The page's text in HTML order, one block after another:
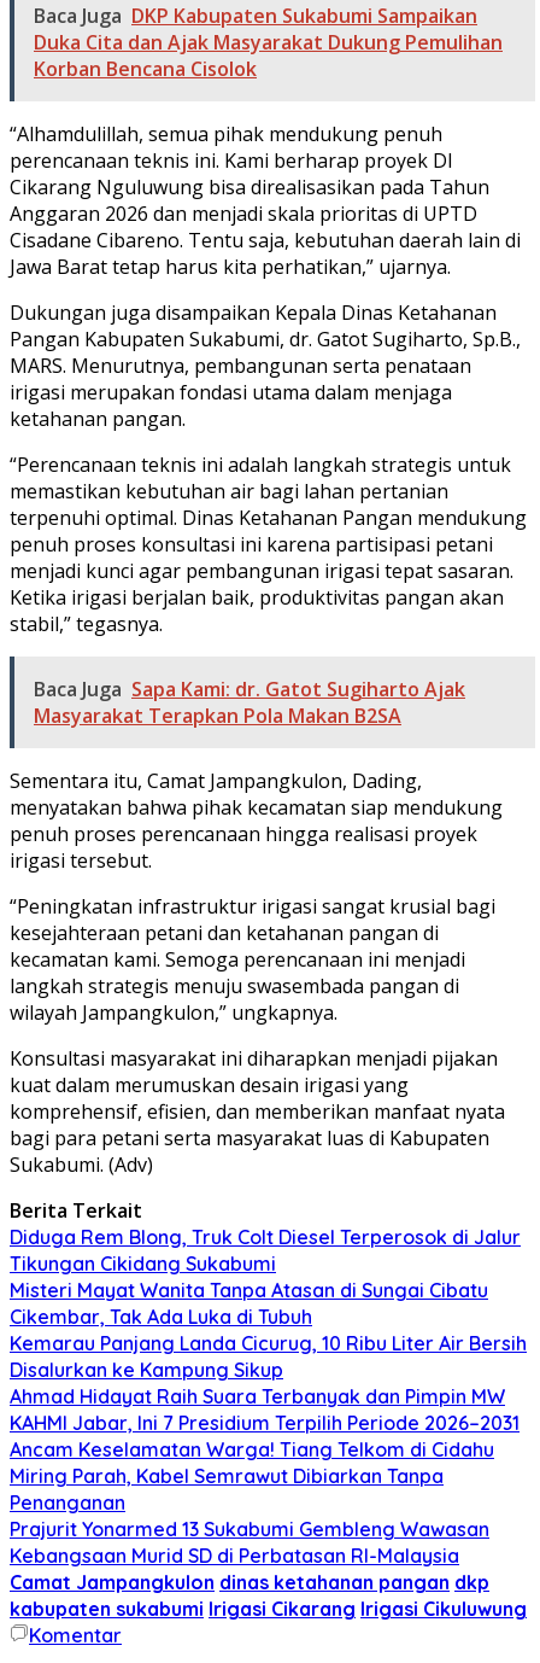
Baca Juga DKP Kabupaten Sukabumi Sampaikan
Duka Cita dan Ajak Masyarakat Dukung Pemulihan
Korban Bencana Cisolok
“Alhamdulillah, semua pihak mendukung penuh
perencanaan teknis ini. Kami berharap proyek DI
Cikarang Nguluwung bisa direalisasikan pada Tahun
Anggaran 2026 dan menjadi skala prioritas di UPTD
Cisadane Cibareno. Tentu saja, kebutuhan daerah lain di
Jawa Barat tetap harus kita perhatikan,” ujarnya.
Dukungan juga disampaikan Kepala Dinas Ketahanan
Pangan Kabupaten Sukabumi, dr. Gatot Sugiharto, Sp.B.,
MARS. Menurutnya, pembangunan serta penataan
irigasi merupakan fondasi utama dalam menjaga
ketahanan pangan.
“Perencanaan teknis ini adalah langkah strategis untuk
memastikan kebutuhan air bagi lahan pertanian
terpenuhi optimal. Dinas Ketahanan Pangan mendukung
penuh proses konsultasi ini karena partisipasi petani
menjadi kunci agar pembangunan irigasi tepat sasaran.
Ketika irigasi berjalan baik, produktivitas pangan akan
stabil,” tegasnya.
Baca Juga Sapa Kami: dr. Gatot Sugiharto Ajak
Masyarakat Terapkan Pola Makan B2SA
Sementara itu, Camat Jampangkulon, Dading,
menyatakan bahwa pihak kecamatan siap mendukung
penuh proses perencanaan hingga realisasi proyek
irigasi tersebut.
“Peningkatan infrastruktur irigasi sangat krusial bagi
kesejahteraan petani dan ketahanan pangan di
kecamatan kami. Semoga perencanaan ini menjadi
langkah strategis menuju swasembada pangan di
wilayah Jampangkulon,” ungkapnya.
Konsultasi masyarakat ini diharapkan menjadi pijakan
kuat dalam merumuskan desain irigasi yang
komprehensif, efisien, dan memberikan manfaat nyata
bagi para petani serta masyarakat luas di Kabupaten
Sukabumi. (Adv)
Berita Terkait
Diduga Rem Blong, Truk Colt Diesel Terperosok di Jalur
Tikungan Cikidang Sukabumi
Misteri Mayat Wanita Tanpa Atasan di Sungai Cibatu
Cikembar, Tak Ada Luka di Tubuh
Kemarau Panjang Landa Cicurug, 10 Ribu Liter Air Bersih
Disalurkan ke Kampung Sikup
Ahmad Hidayat Raih Suara Terbanyak dan Pimpin MW
KAHMI Jabar, Ini 7 Presidium Terpilih Periode 2026–2031
Ancam Keselamatan Warga! Tiang Telkom di Cidahu
Miring Parah, Kabel Semrawut Dibiarkan Tanpa
Penanganan
Prajurit Yonarmed 13 Sukabumi Gembleng Wawasan
Kebangsaan Murid SD di Perbatasan RI-Malaysia
Camat Jampangkulon dinas ketahanan pangan dkp
kabupaten sukabumi Irigasi Cikarang Irigasi Cikuluwung
Komentar